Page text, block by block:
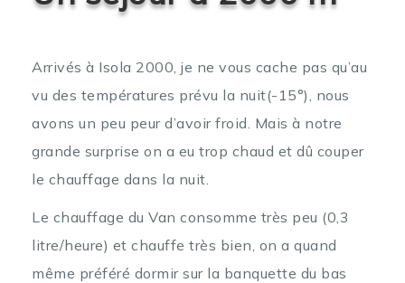
Arrivés à Isola 2000, je ne vous cache pas qu’au
vu des températures prévu la nuit(-15°), nous
avons un peu peur d’avoir froid. Mais à notre
grande surprise on a eu trop chaud et dû couper
le chauffage dans la nuit.
Le chauffage du Van consomme très peu (0,3
litre/heure) et chauffe très bien, on a quand
même préféré dormir sur la banquette du bas